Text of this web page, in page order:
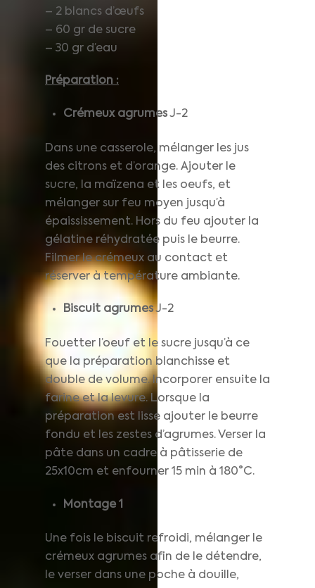
– 2 blancs d’œufs
– 60 gr de sucre
– 30 gr d’eau
Préparation :
Crémeux agrumesJ-2
Dans une casserole, mélanger les jus
des citrons et d’orange. Ajouter le
sucre, la maïzena et les oeufs, et
mélanger sur feu moyen jusqu’à
épaississement. Hors du feu ajouter la
gélatine réhydratée puis le beurre.
Filmer le crémeux au contact et
réserver à température ambiante.
Biscuit agrumesJ-2
Fouetter l’oeuf et le sucre jusqu’à ce
que la préparation blanchisse et
double de volume. Incorporer ensuite la
farine et la levure. Lorsque la
préparation est lisse ajouter le beurre
fondu et les zestes d’agrumes. Verser la
pâte dans un cadre à pâtisserie de
25x10cm et enfourner 15 min à 180°C.
Montage 1
Une fois le biscuit refroidi, mélanger le
crémeux agrumes afin de le détendre,
le verser dans une poche à douille,